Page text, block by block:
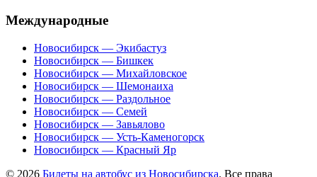
Международные
Новосибирск — Экибастуз
Новосибирск — Бишкек
Новосибирск — Михайловское
Новосибирск — Шемонаиха
Новосибирск — Раздольное
Новосибирск — Семей
Новосибирск — Завьялово
Новосибирск — Усть-Каменогорск
Новосибирск — Красный Яр
© 2026 Билеты на автобус из Новосибирска. Все права